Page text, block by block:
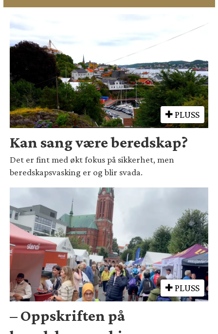
PLUSS
Kan sang være beredskap?
Det er fint med økt fokus på sikkerhet, men
beredskapsvasking er og blir svada.
PLUSS
– Oppskriften på